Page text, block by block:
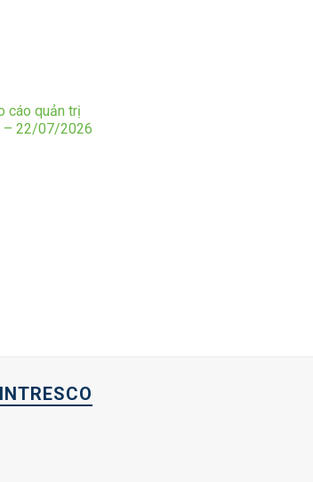
cáo quản trị
– 22/07/2026